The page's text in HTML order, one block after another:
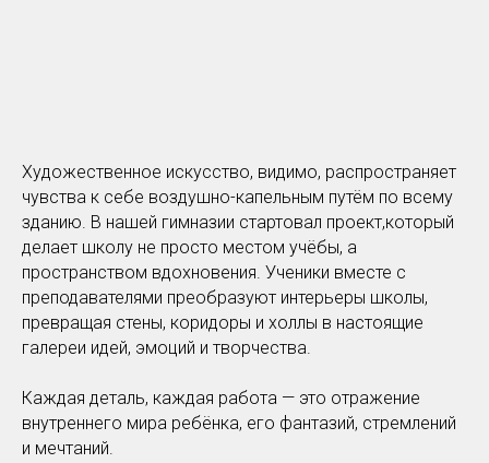
Художественное искусство, видимо, распространяет
чувства к себе воздушно-капельным путём по всему
зданию. В нашей гимназии стартовал проект,который
делает школу не просто местом учёбы, а
пространством вдохновения. Ученики вместе с
преподавателями преобразуют интерьеры школы,
превращая стены, коридоры и холлы в настоящие
галереи идей, эмоций и творчества.
Каждая деталь, каждая работа — это отражение
внутреннего мира ребёнка, его фантазий, стремлений
и мечтаний.